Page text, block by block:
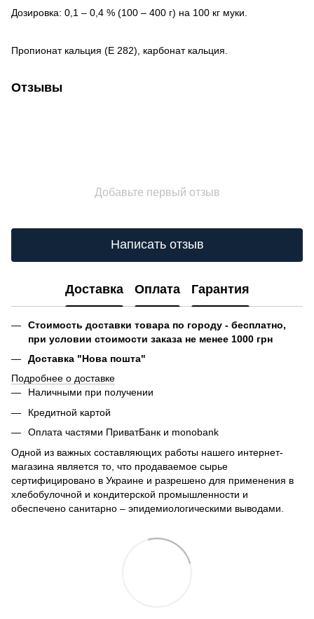
Дозировка: 0,1 – 0,4 % (100 – 400 г) на 100 кг муки.
Пропионат кальция (Е 282), карбонат кальция.
Отзывы
Добавьте первый отзыв
Написать отзыв
Доставка Оплата Гарантия
Стоимость доставки товара по городу - бесплатно,
при условии стоимости заказа не менее 1000 грн
Доставка "Нова пошта"
Подробнее о доставке
Наличными при получении
Кредитной картой
Оплата частями ПриватБанк и monobank
Одной из важных составляющих работы нашего интернет-
магазина является то, что продаваемое сырье
сертифицировано в Украине и разрешено для применения в
хлебобулочной и кондитерской промышленности и
обеспечено санитарно – эпидемиологическими выводами.